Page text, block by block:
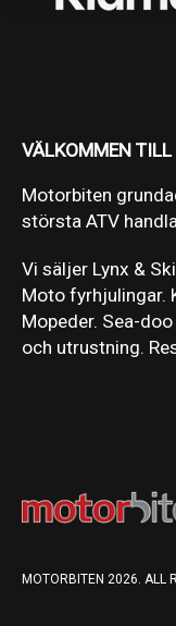
VÄLKOMMEN
Motorbiten
största ATV
Vi säljer Lynx &
Moto fyrhjulingar.
Mopeder. Sea-
och utrustning.
MOTORBITEN 2026. ALL